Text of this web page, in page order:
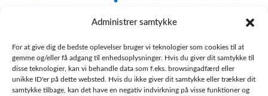
Administrer samtykke
For at give dig de bedste oplevelser bruger vi teknologier som cookies til at
gemme og/eller få adgang til enhedsoplysninger. Hvis du giver dit samtykke til
disse teknologier, kan vi behandle data som f.eks. browsingadfærd eller
unikke ID'er på dette websted. Hvis du ikke giver dit samtykke eller trækker dit
samtykke tilbage, kan det have en negativ indvirkning på visse funktioner og